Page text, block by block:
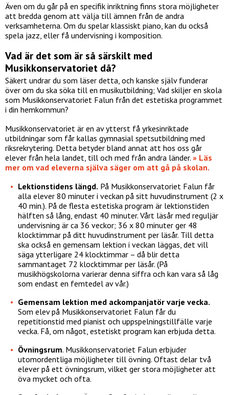
Även om du går på en specifik inriktning finns stora möjligheter
att bredda genom att välja till ämnen från de andra
verksamheterna. Om du spelar klassiskt piano, kan du också
spela jazz, eller få undervisning i komposition.
Vad är det som är så särskilt med
Musikkonservatoriet då?
Säkert undrar du som läser detta, och kanske själv funderar
över om du ska söka till en musikutbildning; Vad skiljer en skola
som Musikkonservatoriet Falun från det estetiska programmet
i din hemkommun?
Musikkonservatoriet är en av ytterst få yrkesinriktade
utbildningar som får kallas gymnasial spetsutbildning med
riksrekrytering. Detta betyder bland annat att hos oss går
elever från hela landet, till och med från andra länder. » Läs
mer om vad eleverna själva säger om att gå på skolan.
Lektionstidens längd. På Musikkonservatoriet Falun får
alla elever 80 minuter i veckan på sitt huvudinstrument (2 x
40 min.). På de flesta estetiska program är lektionstiden
hälften så lång, endast 40 minuter. Vårt läsår med reguljär
undervisning är ca 36 veckor; 36 x 80 minuter ger 48
klocktimmar på ditt huvudinstrument per läsår. Till detta
ska också en gemensam lektion i veckan läggas, det vill
säga ytterligare 24 klocktimmar – då blir detta
sammantaget 72 klocktimmar per läsår. (På
musikhögskolorna varierar denna siffra och kan vara så låg
som endast en femtedel av vår.)
Gemensam lektion med ackompanjatör varje vecka.
Som elev på Musikkonservatoriet Falun får du
repetitionstid med pianist och uppspelningstillfälle varje
vecka. Få, om något, estetiskt program kan erbjuda detta.
Övningsrum. Musikkonservatoriet Falun erbjuder
utomordentliga möjligheter till övning. Oftast delar två
elever på ett övningsrum, vilket ger stora möjligheter att
öva mycket och ofta.